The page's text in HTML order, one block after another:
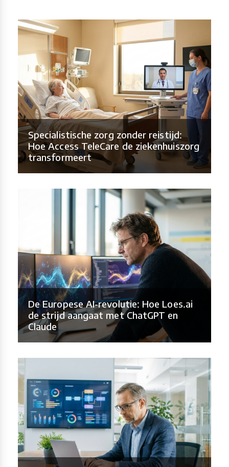
Specialistische zorg zonder reistijd:
Hoe Access TeleCare de ziekenhuiszorg
transformeert
De Europese AI-revolutie: Hoe Loes.ai
de strijd aangaat met ChatGPT en
Claude